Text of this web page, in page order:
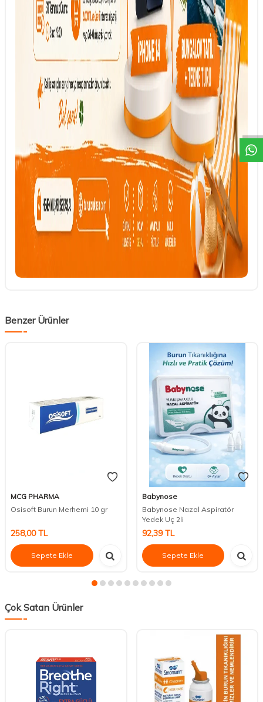
Benzer Ürünler
MCG PHARMA
Osisoft Burun Merhemi 10 gr
258,00TL
Sepete Ekle
Babynose
Babynose Nazal Aspiratör
Yedek Uç 2li
92,39TL
Sepete Ekle
Çok Satan Ürünler